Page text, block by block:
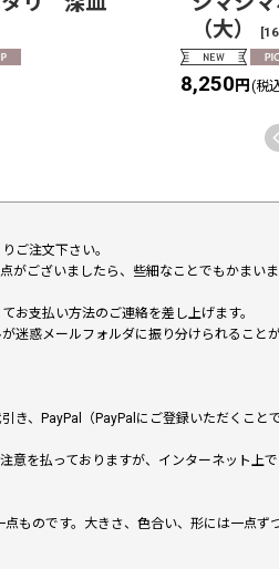
（大）
[
8,250円 (税
ご注文下さい。
ございましたら、些細なことでもかまい
お支払い方法のご連絡を差し上げます。
惑メールフォルダに振り分けられるこ
き、PayPal（PayPalにご登録いただくこ
を払っておりますが、インターネット
ものです。大きさ、色合い、形には一点ず